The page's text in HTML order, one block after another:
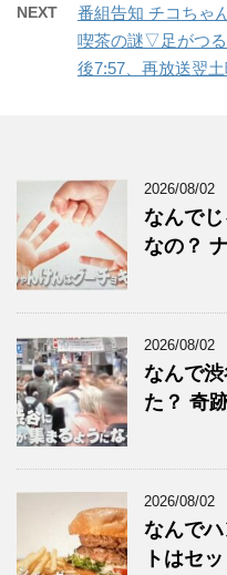
NEXT
番組告知 チコちゃ
喫茶の謎▽足がつ
後7:57、再放送翌
2026/08/02
なんで
なの？
2026/08/02
なんで
た？ 奇
2026/08/02
なんで
トはセ